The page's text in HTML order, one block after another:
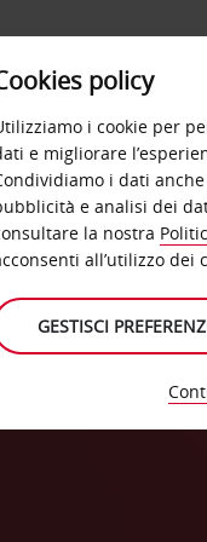
OFFERTE
policy
i cookie per
e migliorare
i dati
e analisi dei
la nostra
all’utilizzo dei
GESTISCI